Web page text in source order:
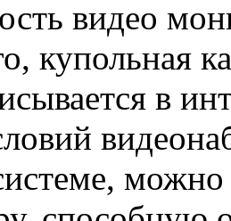
видео
купольная
в